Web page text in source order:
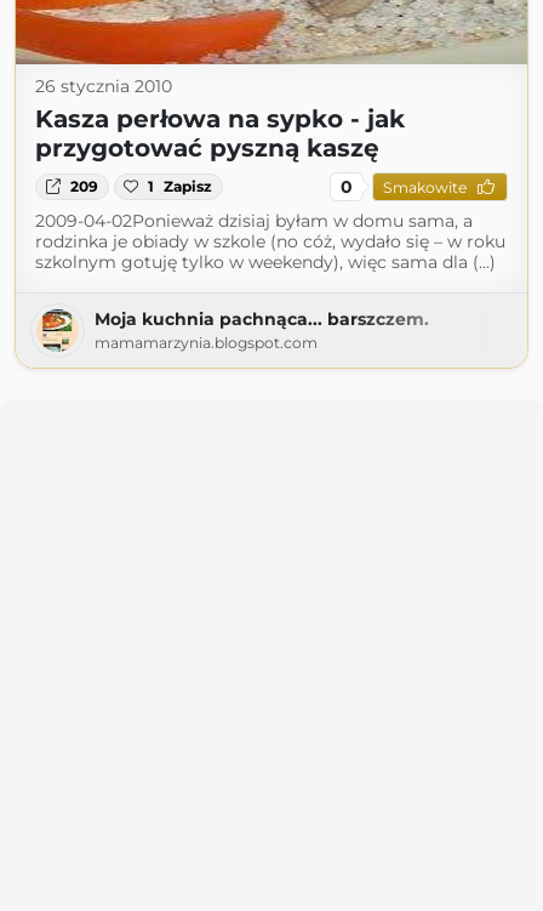
26 stycznia 2010
Kasza perłowa na sypko - jak
przygotować pyszną kaszę
209 1 Zapisz 0 Smakowite
2009-04-02Ponieważ dzisiaj byłam w domu sama, a
rodzinka je obiady w szkole (no cóż, wydało się – w roku
szkolnym gotuję tylko w weekendy), więc sama dla (...)
Moja kuchnia pachnąca... barszczem.
mamamarzynia.blogspot.com